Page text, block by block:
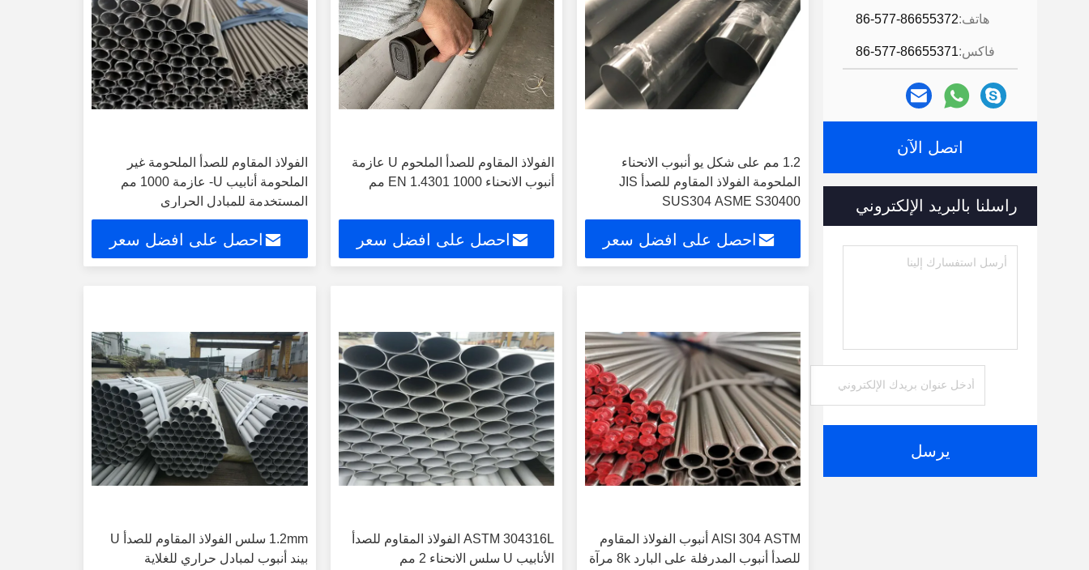
هاتف:86-577-86655372
فاكس:86-577-86655371
اتصل الآن
راسلنا بالبريد الإلكتروني
يرسل
1.2 مم على شكل يو أنبوب الانحناء
الملحومة الفولاذ المقاوم للصدأ JIS
SUS304 ASME S30400
احصل على افضل سعر
الفولاذ المقاوم للصدأ الملحوم U عازمة
أنبوب الانحناء EN 1.4301 1000 مم
احصل على افضل سعر
الفولاذ المقاوم للصدأ الملحومة غير
الملحومة أنابيب U- عازمة 1000 مم
المستخدمة للمبادل الحراري
احصل على افضل سعر
AISI 304 ASTM أنبوب الفولاذ المقاوم
للصدأ أنبوب المدرفلة على البارد 8k مرآة
ASTM 304316L الفولاذ المقاوم للصدأ
الأنابيب U سلس الانحناء 2 مم
1.2mm سلس الفولاذ المقاوم للصدأ U
بيند أنبوب لمبادل حراري للغلاية